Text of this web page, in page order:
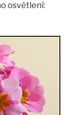
osvětlení: